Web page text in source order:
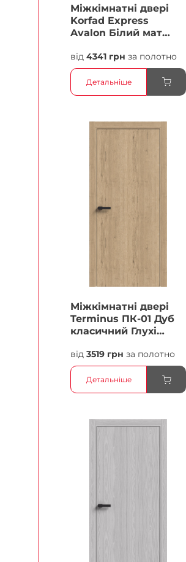
Міжкімнатні двері
Korfad Express
Avalon Білий мат
Плівка
від 4341 грн за полотно
Детальніше
Міжкімнатні двері
Terminus ПК-01 Дуб
класичний Глухі
від 3519 грн за полотно
Детальніше